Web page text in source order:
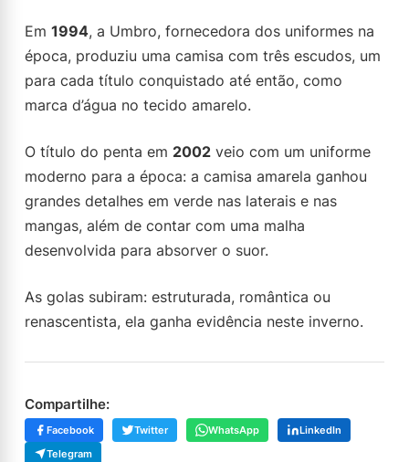
Em 1994, a Umbro, fornecedora dos uniformes na
época, produziu uma camisa com três escudos, um
para cada título conquistado até então, como
marca d’água no tecido amarelo.
O título do penta em 2002 veio com um uniforme
moderno para a época: a camisa amarela ganhou
grandes detalhes em verde nas laterais e nas
mangas, além de contar com uma malha
desenvolvida para absorver o suor.
As golas subiram: estruturada, romântica ou
renascentista, ela ganha evidência neste inverno.
Compartilhe:
Facebook Twitter WhatsApp
LinkedIn
Telegram